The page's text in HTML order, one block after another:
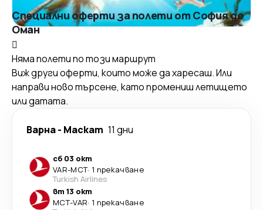
Специални оферти за полети от София до
Оман
Няма полети по този маршрут
Виж други оферти, които може да харесаш. Или
направи ново търсене, като промениш летището
или датата.
Варна- Маскат 11 дни
сб 03 окт
VAR-MCT· 1 прекачване
Turkish Airlines
вт 13 окт
MCT-VAR· 1 прекачване